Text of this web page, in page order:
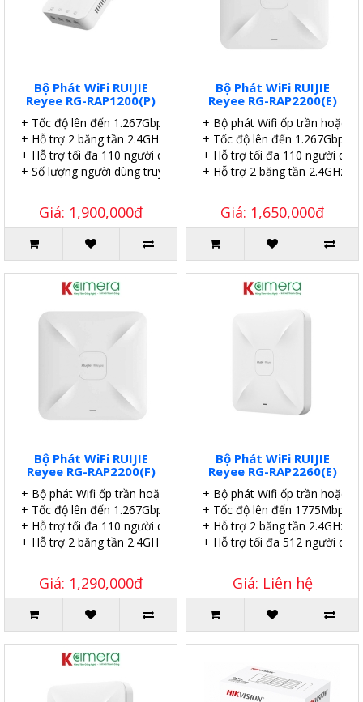
Bộ Phát WiFi RUIJIE
Reyee RG-RAP1200(P)
+ Tốc độ lên đến 1.267Gbps.
+ Hỗ trợ 2 băng tần 2.4GHz và 5GHz
+ Hỗ trợ tối đa 110 người dùng | 8 SSID.
+ Số lượng người dùng truy cập đồng thời đề xuất là 24+.
Giá: 1,900,000đ
Bộ Phát WiFi RUIJIE
Reyee RG-RAP2200(E)
+ Bộ phát Wifi ốp trần hoặc
+ Tốc độ lên đến 1.267Gbps.
+ Hỗ trợ tối đa 110 người
+ Hỗ trợ 2 băng tần 2.4GHz và
Giá: 1,650,000đ
Bộ Phát WiFi RUIJIE
Reyee RG-RAP2200(F)
+ Bộ phát Wifi ốp trần hoặc gắn tường.
+ Tốc độ lên đến 1.267Gbps
+ Hỗ trợ tối đa 110 người dùng | 8 SSID.
+ Hỗ trợ 2 băng tần 2.4GHz và 5GHz.
Giá: 1,290,000đ
Bộ Phát WiFi RUIJIE
Reyee RG-RAP2260(E)
+ Bộ phát Wifi ốp trần hoặc
+ Tốc độ lên đến 1775Mbps.
+ Hỗ trợ 2 băng tần 2.4GHz và
+ Hỗ trợ tối đa 512 người
Giá: Liên hệ